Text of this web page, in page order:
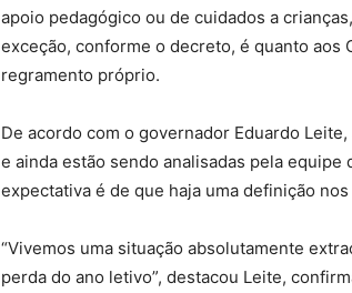
apoio pedagógico ou de cuidados a
exceção, conforme o decreto, é quanto aos
regramento próprio.
De acordo com o governador Eduardo
e ainda estão sendo analisadas pela
expectativa é de que haja uma definição
“Vivemos uma situação absolutamente
perda do ano letivo”, destacou Leite,